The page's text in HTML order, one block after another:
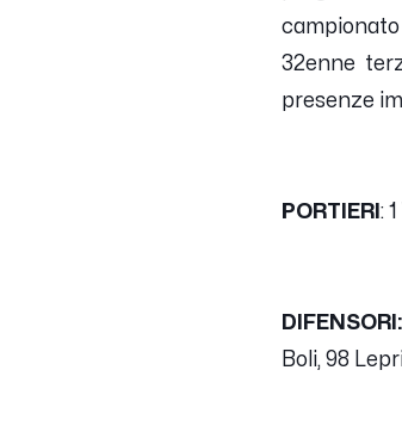
32enne
presenze
PORTIERI :
DIFENSORI:
Boli, 98